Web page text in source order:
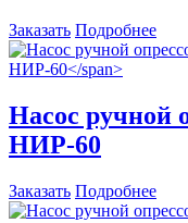
Заказать Подробнее
Насос ручной
НИР-60
Заказать Подробнее